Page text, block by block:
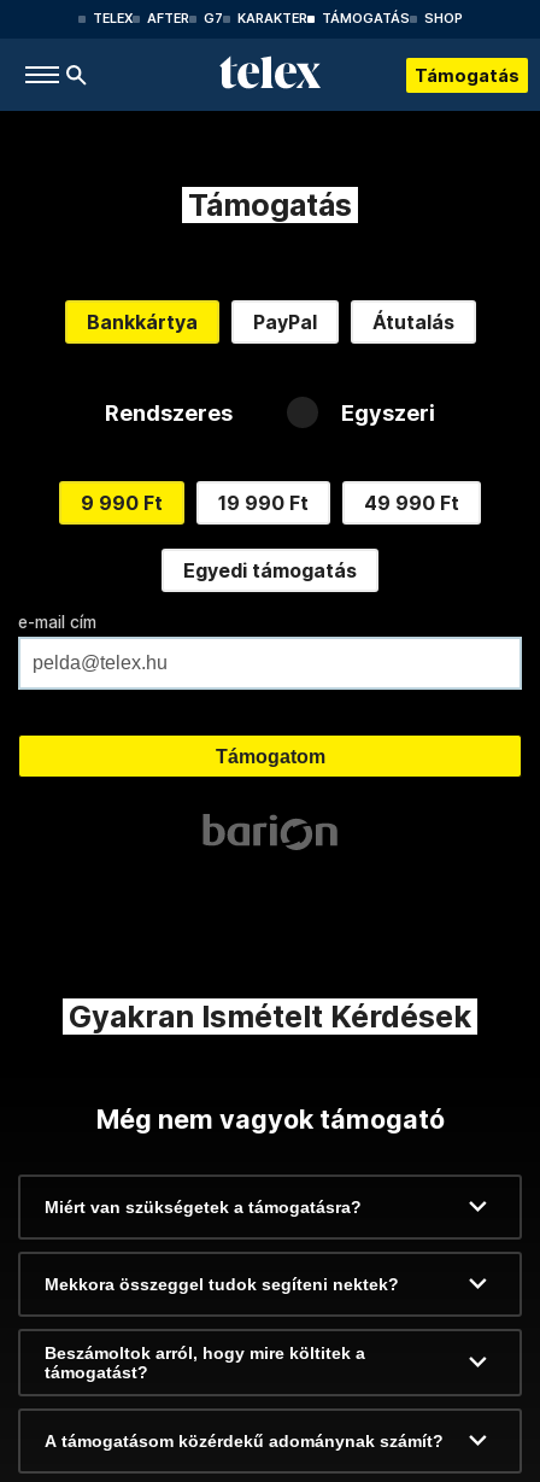
TELEX AFTER G7 KARAKTER TÁMOGATÁS SHOP
Támogatás
Támogatás
Bankkártya PayPal Átutalás
Rendszeres Egyszeri
9 990 Ft 19 990 Ft 49 990 Ft
Egyedi támogatás
e-mail cím
Gyakran Ismételt Kérdések
Még nem vagyok támogató
Miért van szükségetek a támogatásra?
Mekkora összeggel tudok segíteni nektek?
Beszámoltok arról, hogy mire költitek a
támogatást?
A támogatásom közérdekű adománynak számít?